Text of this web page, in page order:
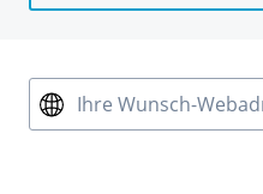
Ihre Wunsch-